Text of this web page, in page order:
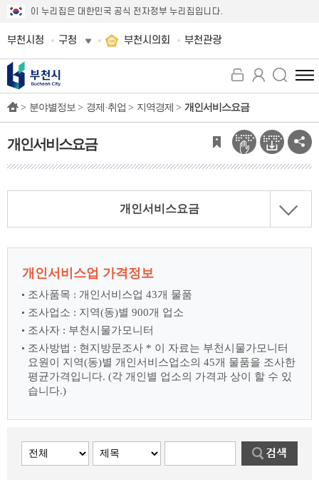
이 누리집은 대한민국 공식 전자정부 누리집입니다.
부천시청 구청 부천시의회 부천관광
전
체
뉴
보
기
> 분야별정보 > 경제·취업 > 지역경제 > 개인서비스요금
개인서비스요금
개인서비스요금
개인서비스업 가격정보
조사품목 : 개인서비스업 43개 물품
조사업소 : 지역(동)별 900개 업소
조사자 : 부천시물가모니터
조사방법 : 현지방문조사 * 이 자료는 부천시물가모니터
요원이 지역(동)별 개인서비스업소의 45개 물품을 조사한
평균가격입니다. (각 개인별 업소의 가격과 상이 할 수 있
습니다.)